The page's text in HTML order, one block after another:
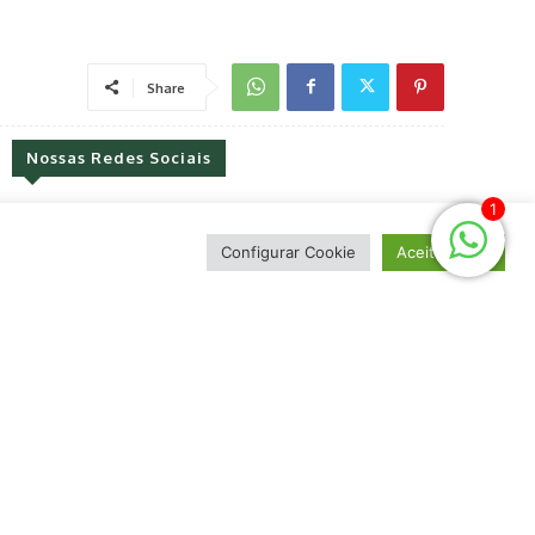
1
Configurar Cookie Aceitar Tudo